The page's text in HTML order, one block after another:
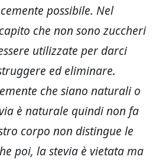
possibile. Nel
che non sono zuccheri
utilizzate per darci
ed eliminare.
che siano naturali o
è naturale quindi non fa
corpo non distingue le
poi, la stevia è vietata ma